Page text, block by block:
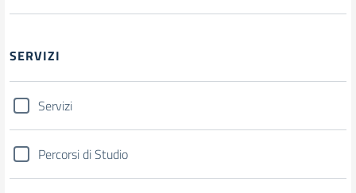
SERVIZI
Servizi
Percorsi di Studio